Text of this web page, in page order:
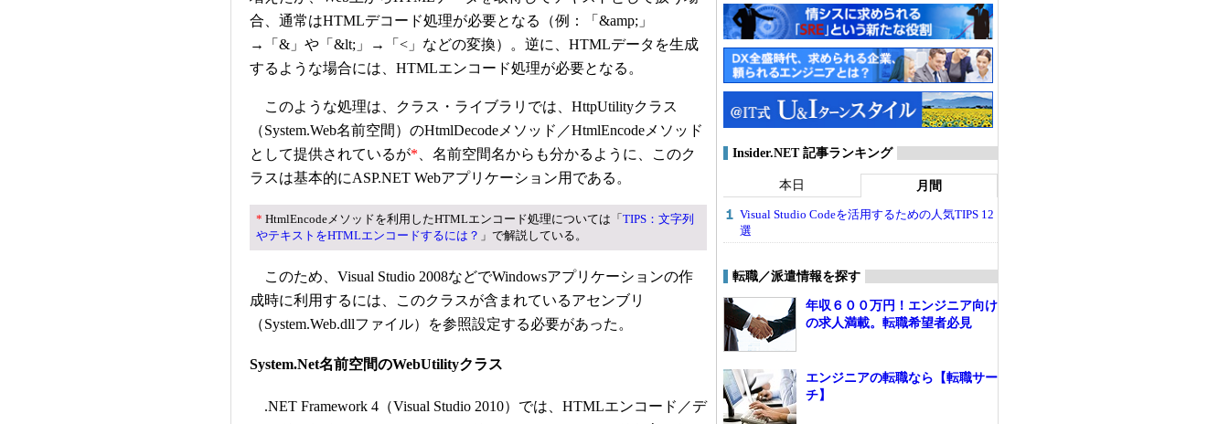
合、通常はHTMLデコード処理が必要となる（例：「&amp;」
→「&」や「&lt;」→「<」などの変換）。逆に、HTMLデータを生成
するような場合には、HTMLエンコード処理が必要となる。
このような処理は、クラス・ライブラリでは、HttpUtilityクラス
（System.Web名前空間）のHtmlDecodeメソッド／HtmlEncodeメソッド
として提供されているが* 、名前空間名からも分かるように、このク
ラスは基本的にASP.NET Webアプリケーション用である。
* HtmlEncodeメソッドを利用したHTMLエンコード処理については「 TIPS：文字列
やテキストをHTMLエンコードするには？ 」で解説している。
このため、Visual Studio 2008などでWindowsアプリケーションの作
成時に利用するには、このクラスが含まれているアセンブリ
（System.Web.dllファイル）を参照設定する必要があった。
System.Net名前空間のWebUtilityクラス
.NET Framework 4（Visual Studio 2010）では、HTMLエンコード／デ
Insider.NET 記事ランキング
本日 月間
Visual Studio Codeを活用するための人気TIPS 12
選
転職／派遣情報を探す
年収６００万円！エンジニア向け
の求人満載。転職希望者必見
エンジニアの転職なら【転職サー
チ】